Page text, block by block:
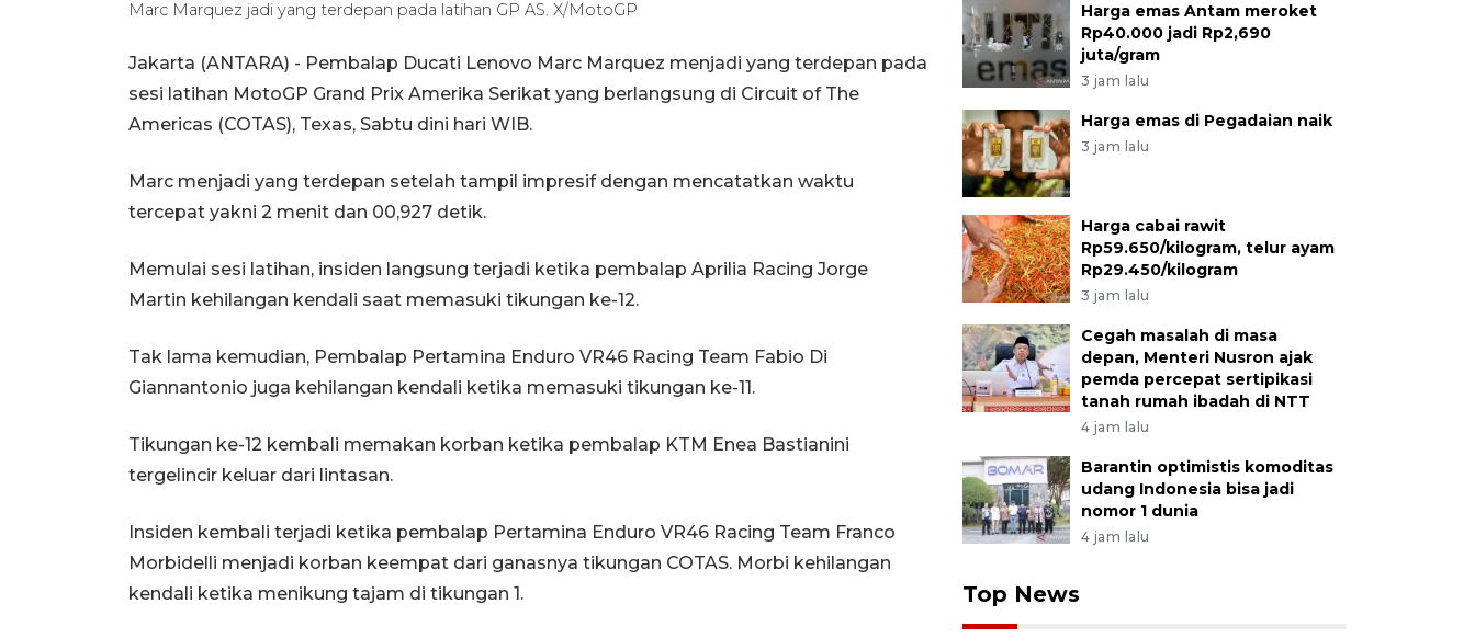
Marc Marquez jadi yang terdepan pada latihan GP AS. X/MotoGP
Jakarta (ANTARA) - Pembalap Ducati Lenovo Marc Marquez menjadi yang terdepan pada
sesi latihan MotoGP Grand Prix Amerika Serikat yang berlangsung di Circuit of The
Americas (COTAS), Texas, Sabtu dini hari WIB.
Marc menjadi yang terdepan setelah tampil impresif dengan mencatatkan waktu
tercepat yakni 2 menit dan 00,927 detik.
Memulai sesi latihan, insiden langsung terjadi ketika pembalap Aprilia Racing Jorge
Martin kehilangan kendali saat memasuki tikungan ke-12.
Tak lama kemudian, Pembalap Pertamina Enduro VR46 Racing Team Fabio Di
Giannantonio juga kehilangan kendali ketika memasuki tikungan ke-11.
Tikungan ke-12 kembali memakan korban ketika pembalap KTM Enea Bastianini
tergelincir keluar dari lintasan.
Insiden kembali terjadi ketika pembalap Pertamina Enduro VR46 Racing Team Franco
Morbidelli menjadi korban keempat dari ganasnya tikungan COTAS. Morbi kehilangan
kendali ketika menikung tajam di tikungan 1.
Harga emas Antam meroket
Rp40.000 jadi Rp2,690
juta/gram
3 jam lalu
Harga emas di Pegadaian naik
3 jam lalu
Harga cabai rawit
Rp59.650/kilogram, telur ayam
Rp29.450/kilogram
3 jam lalu
Cegah masalah di masa
depan, Menteri Nusron ajak
pemda percepat sertipikasi
tanah rumah ibadah di NTT
4 jam lalu
Barantin optimistis komoditas
udang Indonesia bisa jadi
nomor 1 dunia
4 jam lalu
Top News